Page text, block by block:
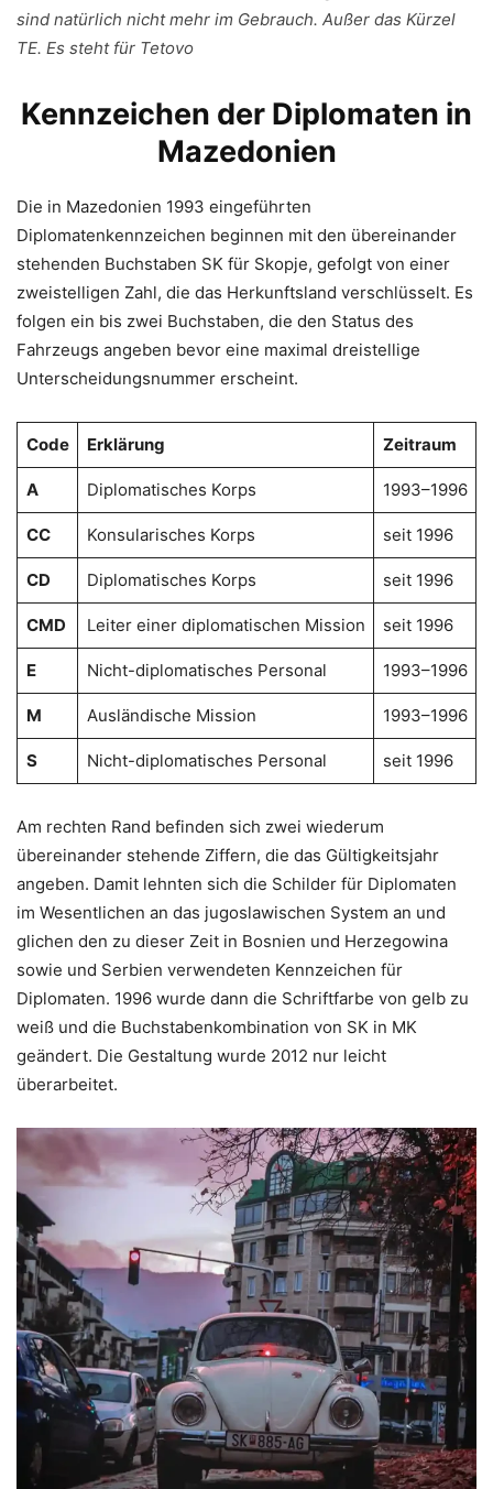
sind natürlich nicht mehr im Gebrauch. Außer das Kürzel
TE. Es steht für Tetovo
Kennzeichen der Diplomaten in
Mazedonien
Die in Mazedonien 1993 eingeführten
Diplomatenkennzeichen beginnen mit den übereinander
stehenden Buchstaben SK für Skopje, gefolgt von einer
zweistelligen Zahl, die das Herkunftsland verschlüsselt. Es
folgen ein bis zwei Buchstaben, die den Status des
Fahrzeugs angeben bevor eine maximal dreistellige
Unterscheidungsnummer erscheint.
Code Erklärung Zeitraum
A Diplomatisches Korps 1993–1996
CC Konsularisches Korps seit 1996
CD Diplomatisches Korps seit 1996
CMD Leiter einer diplomatischen Mission seit 1996
E Nicht-diplomatisches Personal 1993–1996
M Ausländische Mission 1993–1996
S Nicht-diplomatisches Personal seit 1996
Am rechten Rand befinden sich zwei wiederum
übereinander stehende Ziffern, die das Gültigkeitsjahr
angeben. Damit lehnten sich die Schilder für Diplomaten
im Wesentlichen an das jugoslawischen System an und
glichen den zu dieser Zeit in Bosnien und Herzegowina
sowie und Serbien verwendeten Kennzeichen für
Diplomaten. 1996 wurde dann die Schriftfarbe von gelb zu
weiß und die Buchstabenkombination von SK in MK
geändert. Die Gestaltung wurde 2012 nur leicht
überarbeitet.